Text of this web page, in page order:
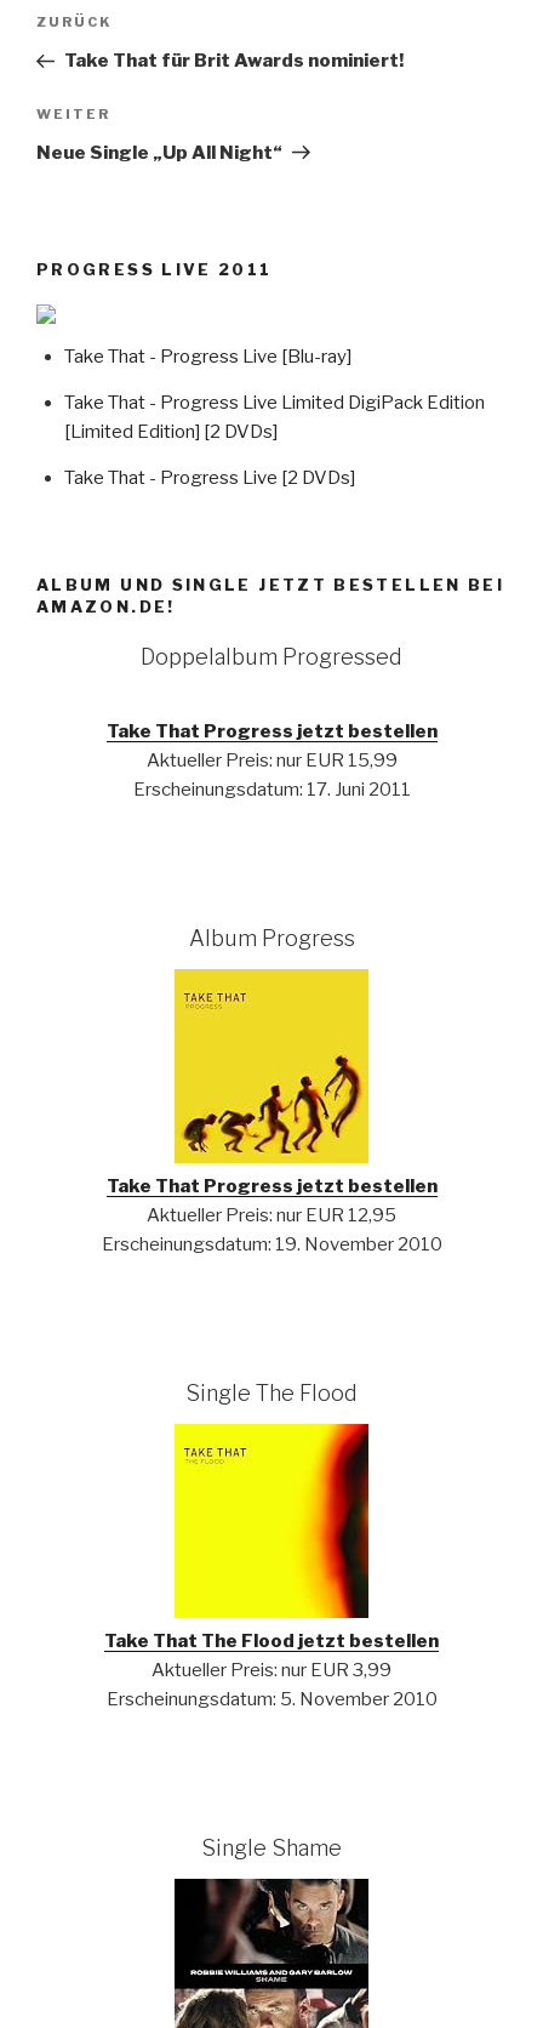
Beitragsnavigation
Vorheriger
Beitrag
ZURÜCK
Take That für Brit Awards nominiert!
Nächster
Beitrag
WEITER
Neue Single „Up All Night“
PROGRESS LIVE 2011
Take That - Progress Live [Blu-ray]
Take That - Progress Live Limited DigiPack Edition
[Limited Edition] [2 DVDs]
Take That - Progress Live [2 DVDs]
ALBUM UND SINGLE JETZT BESTELLEN BEI
AMAZON.DE!
Doppelalbum Progressed
Take That Progress jetzt bestellen
Aktueller Preis: nur EUR 15,99
Erscheinungsdatum: 17. Juni 2011
Album Progress
Take That Progress jetzt bestellen
Aktueller Preis: nur EUR 12,95
Erscheinungsdatum: 19. November 2010
Single The Flood
Take That The Flood jetzt bestellen
Aktueller Preis: nur EUR 3,99
Erscheinungsdatum: 5. November 2010
Single Shame